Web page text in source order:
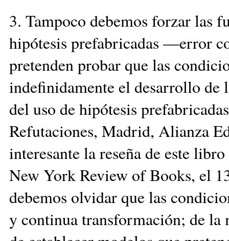
3. Tampoco debemos forzar las
hipótesis prefabricadas —error
pretenden probar que las
indefinidamente el desarrollo
del uso de hipótesis
Refutaciones, Madrid, Alianza
interesante la reseña de este
New York Review of Books, el
debemos olvidar que las
y continua transformación; de la